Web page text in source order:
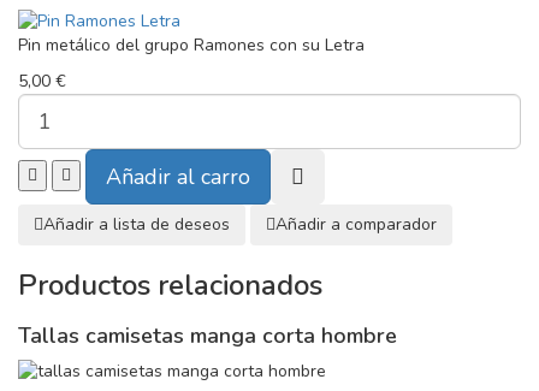
Pin metálico del grupo Ramones con su Letra
5,00 €
Añadir a lista de deseos Añadir a comparador
Productos relacionados
Tallas camisetas manga corta hombre